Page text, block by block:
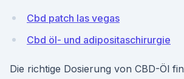
Cbd patch las vegas
Cbd öl- und adipositaschirurgie
Die richtige Dosierung von CBD-Öl